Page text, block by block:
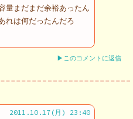
量まだまだ余裕あったん
れは何だったんだろ
▶このコメントに返信
2011.10.17(月) 23:40